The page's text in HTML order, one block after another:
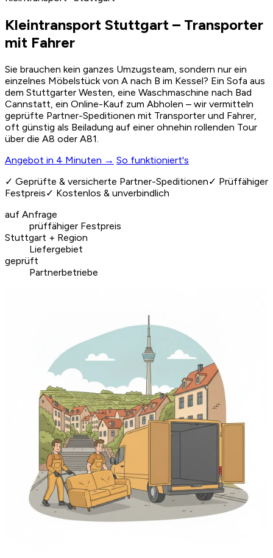
Kleintransport Stuttgart – Transporter
mit Fahrer
Sie brauchen kein ganzes Umzugsteam, sondern nur ein
einzelnes Möbelstück von A nach B im Kessel? Ein Sofa aus
dem Stuttgarter Westen, eine Waschmaschine nach Bad
Cannstatt, ein Online-Kauf zum Abholen – wir vermitteln
geprüfte Partner-Speditionen mit Transporter und Fahrer,
oft günstig als Beiladung auf einer ohnehin rollenden Tour
über die A8 oder A81.
Angebot in 4 Minuten → So funktioniert's
✓ Geprüfte & versicherte Partner-Speditionen✓ Prüffähiger
Festpreis✓ Kostenlos & unverbindlich
auf Anfrage
prüffähiger Festpreis
Stuttgart + Region
Liefergebiet
geprüft
Partnerbetriebe